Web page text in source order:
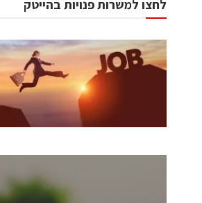
לחצו למשרות פנויות בהייטק